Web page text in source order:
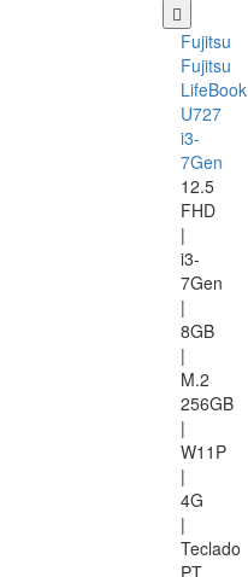
Fujitsu
Fujitsu
LifeBook
U727
i3-
7Gen
12.5
FHD
|
i3-
7Gen
|
8GB
|
M.2
256GB
|
W11P
|
4G
|
Teclado